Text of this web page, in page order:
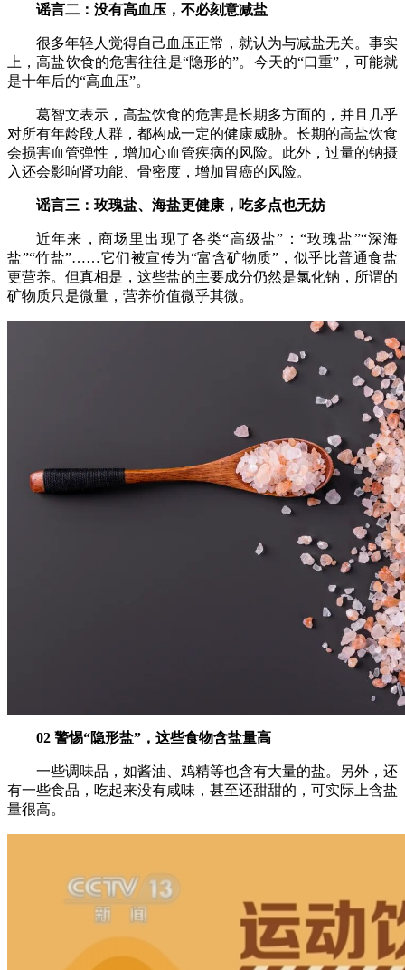
谣言二：没有高血压，不必刻意减盐
很多年轻人觉得自己血压正常，就认为与减盐无关。事实
上，高盐饮食的危害往往是“隐形的”。今天的“口重”，可能就
是十年后的“高血压”。
葛智文表示，高盐饮食的危害是长期多方面的，并且几乎
对所有年龄段人群，都构成一定的健康威胁。长期的高盐饮食
会损害血管弹性，增加心血管疾病的风险。此外，过量的钠摄
入还会影响肾功能、骨密度，增加胃癌的风险。
谣言三：玫瑰盐、海盐更健康，吃多点也无妨
近年来，商场里出现了各类“高级盐”：“玫瑰盐”“深海
盐”“竹盐”……它们被宣传为“富含矿物质”，似乎比普通食盐
更营养。但真相是，这些盐的主要成分仍然是氯化钠，所谓的
矿物质只是微量，营养价值微乎其微。
02 警惕“隐形盐”， 这些食物含盐量高
一些调味品，如酱油、鸡精等也含有大量的盐。另外，还
有一些食品，吃起来没有咸味，甚至还甜甜的，可实际上含盐
量很高。